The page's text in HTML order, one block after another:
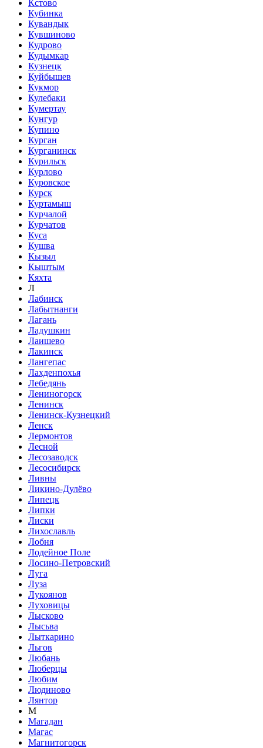
Кстово
Кубинка
Кувандык
Кувшиново
Кудрово
Кудымкар
Кузнецк
Куйбышев
Кукмор
Кулебаки
Кумертау
Кунгур
Купино
Курган
Курганинск
Курильск
Курлово
Куровское
Курск
Куртамыш
Курчалой
Курчатов
Куса
Кушва
Кызыл
Кыштым
Кяхта
Л
Лабинск
Лабытнанги
Лагань
Ладушкин
Лаишево
Лакинск
Лангепас
Лахденпохья
Лебедянь
Лениногорск
Ленинск
Ленинск-Кузнецкий
Ленск
Лермонтов
Лесной
Лесозаводск
Лесосибирск
Ливны
Ликино-Дулёво
Липецк
Липки
Лиски
Лихославль
Лобня
Лодейное Поле
Лосино-Петровский
Луга
Луза
Лукоянов
Луховицы
Лысково
Лысьва
Лыткарино
Льгов
Любань
Люберцы
Любим
Людиново
Лянтор
М
Магадан
Магас
Магнитогорск